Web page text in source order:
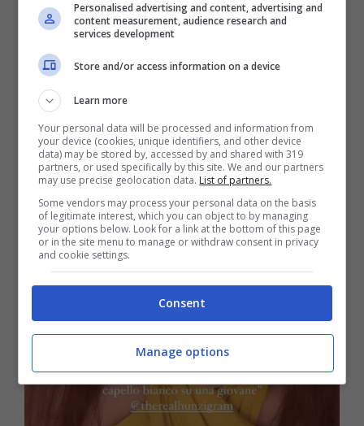
Personalised advertising and content, advertising and
content measurement, audience research and
services development
Store and/or access information on a device
Learn more
Your personal data will be processed and information from
your device (cookies, unique identifiers, and other device
data) may be stored by, accessed by and shared with 319
partners, or used specifically by this site. We and our partners
may use precise geolocation data. List of partners.
Some vendors may process your personal data on the basis
of legitimate interest, which you can object to by managing
your options below. Look for a link at the bottom of this page
or in the site menu to manage or withdraw consent in privacy
and cookie settings.
Consent
Manage options